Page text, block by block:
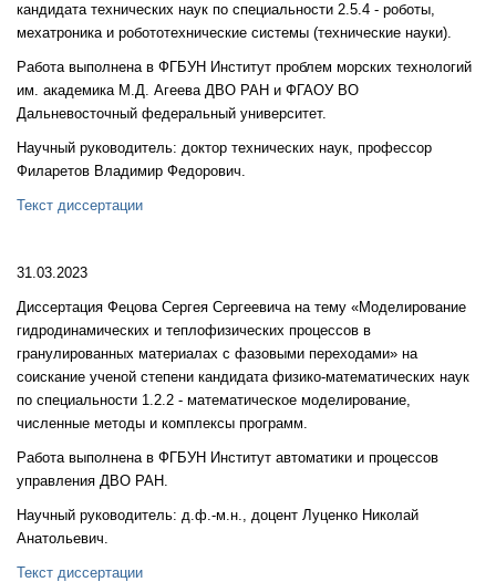
кандидата технических наук по специальности 2.5.4 - роботы,
мехатроника и робототехнические системы (технические науки).
Работа выполнена в ФГБУН Институт проблем морских технологий
им. академика М.Д. Агеева ДВО РАН и ФГАОУ ВО
Дальневосточный федеральный университет.
Научный руководитель: доктор технических наук, профессор
Филаретов Владимир Федорович.
Текст диссертации
31.03.2023
Диссертация Фецова Сергея Сергеевича на тему «Моделирование
гидродинамических и теплофизических процессов в
гранулированных материалах с фазовыми переходами» на
соискание ученой степени кандидата физико-математических наук
по специальности 1.2.2 - математическое моделирование,
численные методы и комплексы программ.
Работа выполнена в ФГБУН Институт автоматики и процессов
управления ДВО РАН.
Научный руководитель: д.ф.-м.н., доцент Луценко Николай
Анатольевич.
Текст диссертации